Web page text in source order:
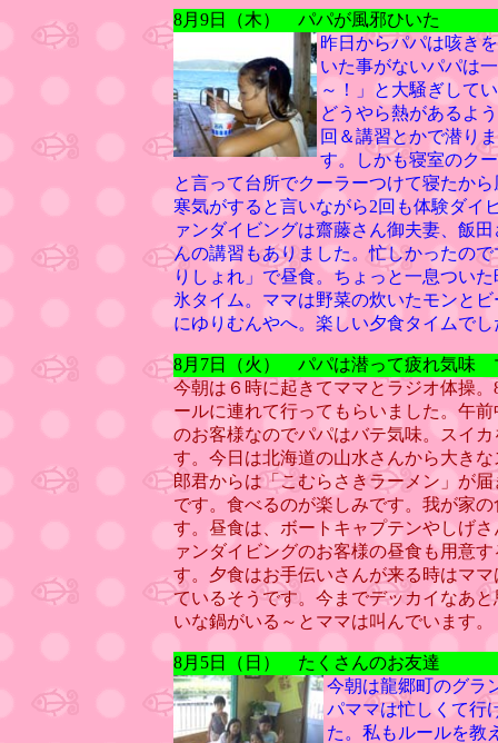
8月9日（木） パパが風邪ひいた
昨日からパパは咳き
いた事がないパパは
～！」と大騒ぎして
どうやら熱があるよ
回＆講習とかで潜り
す。しかも寝室のク
と言って台所でクーラーつけて寝たか
寒気がすると言いながら2回も体験ダイ
ァンダイビングは齋藤さん御夫妻、飯
んの講習もありました。忙しかったの
りしょれ」で昼食。ちょっと一息つい
氷タイム。ママは野菜の炊いたモンと
にゆりむんやへ。楽しい夕食タイムでし
8月7日（火） パパは潜って疲れ気味
今朝は６時に起きてママとラジオ体操
ールに連れて行ってもらいました。午
のお客様なのでパパはバテ気味。スイ
す。今日は北海道の山水さんから大き
郎君からは「こむらさきラーメン」が
です。食べるのが楽しみです。我が家
す。昼食は、ボートキャプテンやしげ
ァンダイビングのお客様の昼食も用意
す。夕食はお手伝いさんが来る時はマ
ているそうです。今までデッカイなあ
いな鍋がいる～とママは叫んでいます。
8月5日（日） たくさんのお友達
今朝は龍郷町のグラ
パママは忙しくて行
た。私もルールを教